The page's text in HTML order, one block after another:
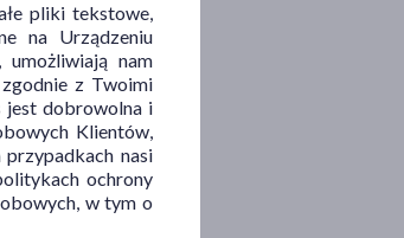
pliki tekstowe,
na Urządzeniu
umożliwiają nam
zgodnie z Twoimi
jest dobrowolna i
Klientów,
nasi
ochrony
w tym o